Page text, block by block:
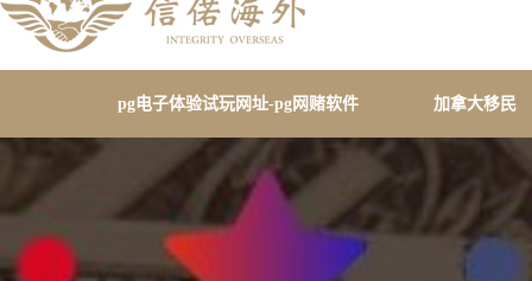
pg电子体验试玩网址-pg网赌软件 加拿大移民